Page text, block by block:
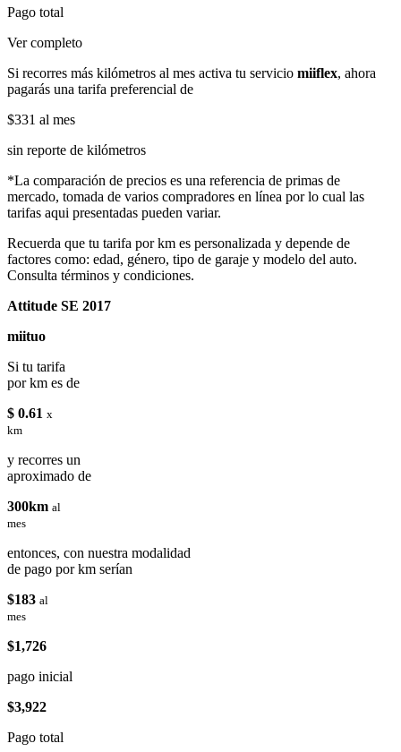
Pago total
Ver completo
Si recorres más kilómetros al mes activa tu servicio miiflex, ahora
pagarás una tarifa preferencial de
$331 al mes
sin reporte de kilómetros
*La comparación de precios es una referencia de primas de
mercado, tomada de varios compradores en línea por lo cual las
tarifas aqui presentadas pueden variar.
Recuerda que tu tarifa por km es personalizada y depende de
factores como: edad, género, tipo de garaje y modelo del auto.
Consulta términos y condiciones.
Attitude SE 2017
miituo
Si tu tarifa
por km es de
$ 0.61 x
km
y recorres un
aproximado de
300km al
mes
entonces, con nuestra modalidad
de pago por km serían
$183 al
mes
$1,726
pago inicial
$3,922
Pago total